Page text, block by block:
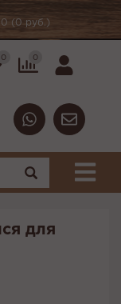
0 (0 руб.)
0 0
для